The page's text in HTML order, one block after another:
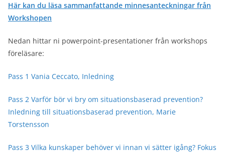
Här kan du läsa sammanfattande minnesanteckningar från
Workshopen
Nedan hittar ni powerpoint-presentationer från workshops
föreläsare:
Pass 1 Vania Ceccato, Inledning
Pass 2 Varför bör vi bry om situationsbaserad prevention?
Inledning till situationsbaserad prevention, Marie
Torstensson
Pass 3 Vilka kunskaper behöver vi innan vi sätter igång? Fokus